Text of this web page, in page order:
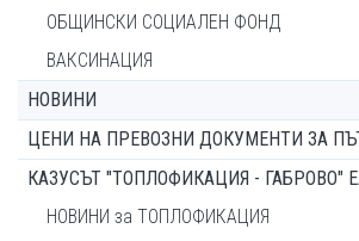
ОБЩИНСКИ СОЦИАЛЕН ФОНД
ВАКСИНАЦИЯ
НОВИНИ
ЦЕНИ НА ПРЕВОЗНИ ДОКУМЕНТИ ЗА
КАЗУСЪТ "ТОПЛОФИКАЦИЯ - ГАБРОВО"
НОВИНИ за ТОПЛОФИКАЦИЯ